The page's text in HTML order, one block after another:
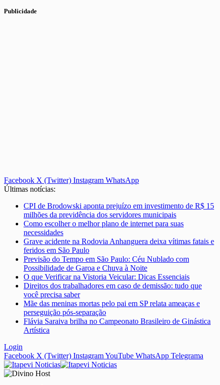
Publicidade
Facebook X (Twitter) Instagram WhatsApp
Últimas notícias:
CPI de Brodowski aponta prejuízo em investimento de R$ 15
milhões da previdência dos servidores municipais
Como escolher o melhor plano de internet para suas
necessidades
Grave acidente na Rodovia Anhanguera deixa vítimas fatais e
feridos em São Paulo
Previsão do Tempo em São Paulo: Céu Nublado com
Possibilidade de Garoa e Chuva à Noite
O que Verificar na Vistoria Veicular: Dicas Essenciais
Direitos dos trabalhadores em caso de demissão: tudo que
você precisa saber
Mãe das meninas mortas pelo pai em SP relata ameaças e
perseguição pós-separação
Flávia Saraiva brilha no Campeonato Brasileiro de Ginástica
Artística
Login
Facebook X (Twitter) InstagramYouTube WhatsApp Telegrama